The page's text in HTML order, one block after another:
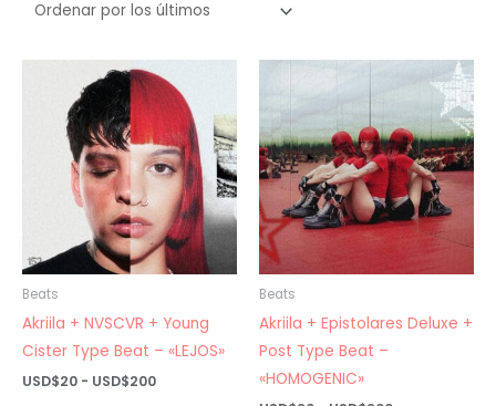
Beats
Akriila + NVSCVR + Young
Cister Type Beat – «LEJOS»
USD$20 - USD$200Rango
Beats
Akriila + Epistolares Deluxe +
Post Type Beat –
«HOMOGENIC»